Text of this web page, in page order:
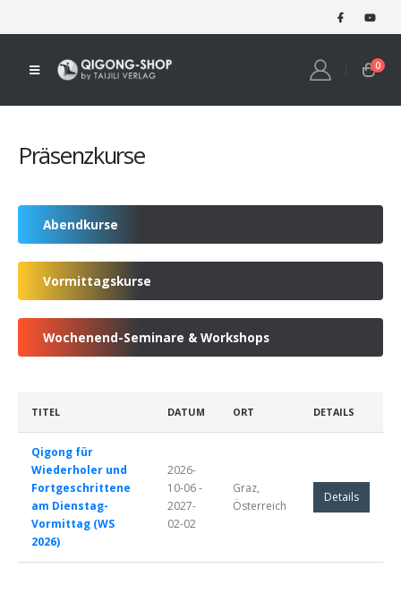
0
Präsenzkurse
Abendkurse
Vormittagskurse
Wochenend-Seminare & Workshops
TITEL DATUM ORT DETAILS
Qigong für
Wiederholer und
Fortgeschrittene
am Dienstag-
Vormittag (WS
2026)
2026-
10-06 -
2027-
02-02
Graz,
Österreich
Details